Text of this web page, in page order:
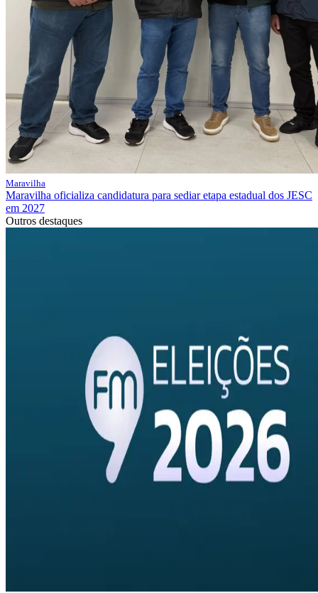
Maravilha
Maravilha oficializa candidatura para sediar etapa estadual dos JESC
em 2027
Outros destaques